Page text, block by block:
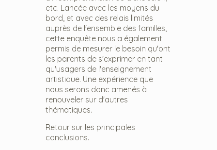
etc. Lancée avec les moyens du
bord, et avec des relais limités
auprès de l'ensemble des familles,
cette enquête nous a également
permis de mesurer le besoin qu'ont
les parents de s'exprimer en tant
qu'usagers de l'enseignement
artistique. Une expérience que
nous serons donc amenés à
renouveler sur d'autres
thématiques.
Retour sur les principales
conclusions.